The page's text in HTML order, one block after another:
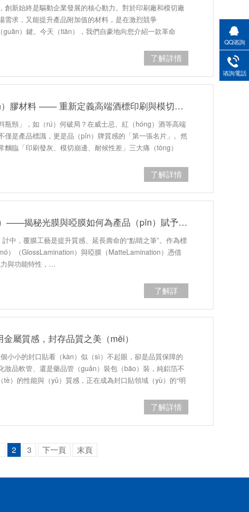
創新始終是驅動企業發展的核心動力。對於印刷廠和模切廠
需求，又能提升產品附加值的材料，是在激烈競爭
guān）鍵。今天（tiān），我們自豪地向您介紹一款革命
了解詳情
黑色亞光紙不幹（gàn）膠材料 —— 重新定義高端酒標印刷與模切體驗
瓶頸」，如（rú）何破局？在威士忌、紅（hóng）酒等高端
僅是產品標識，更是品（pǐn）牌質感的「第一張名片」。然
臨「印刷發灰、模切崩邊、耐候性差」三大痛（tòng）
了解詳情
讓標簽煥發光彩（cǎi）——揭秘光膜與啞膜如何為產品（pǐn）賦予獨特氣質
中，覆膜工藝是提升質感、延長壽命的“點睛之筆”。作為標
）（GlossLamination）與啞膜（MatteLamination）憑借
與功能特性，…
了解詳
屬質感，封存品質之美（měi）
小小的封口貼看（kàn）似（sì）不起眼，卻是品質保障的
妝品軟管、還是藥品管（guǎn）裝包（bāo）裝，純鋁箔不
）的性能與（yǔ）質感，正在成為封口貼領域（yù）的“明
了解詳情
2 3 下一頁 末頁
QQ谘詢
谘詢電話